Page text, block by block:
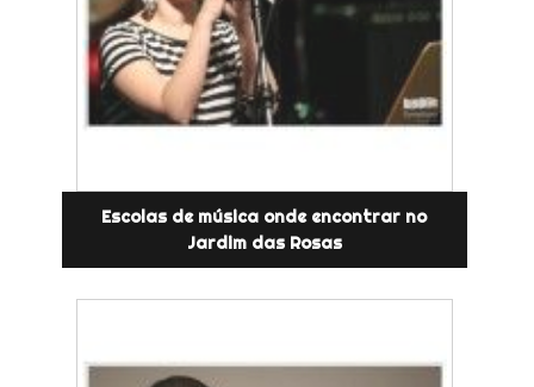
Escolas de música onde encontrar no
Jardim das Rosas